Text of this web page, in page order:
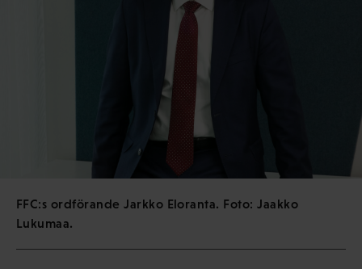
FFC:s ordförande Jarkko Eloranta. Foto: Jaakko
Lukumaa.